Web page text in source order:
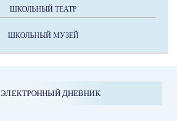
ШКОЛЬНЫЙ ТЕАТР
ШКОЛЬНЫЙ МУЗЕЙ
ЭЛЕКТРОННЫЙ ДНЕВНИК